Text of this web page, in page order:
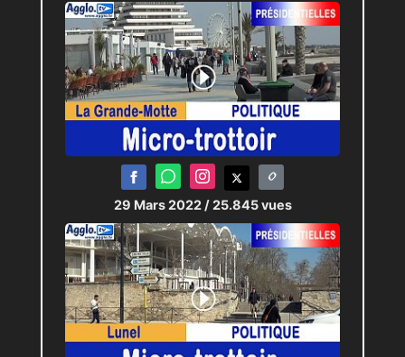
29 Mars 2022 / 25.845 vues